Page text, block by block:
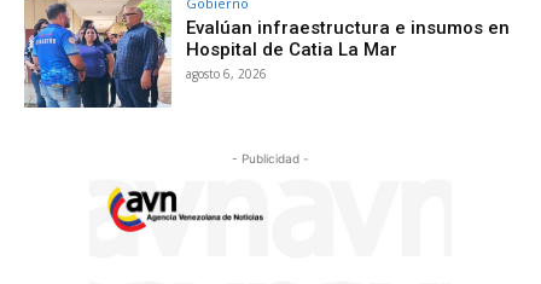
Evalúan infraestructura e insumos en
Hospital de Catia La Mar
agosto 6, 2026
- Publicidad -